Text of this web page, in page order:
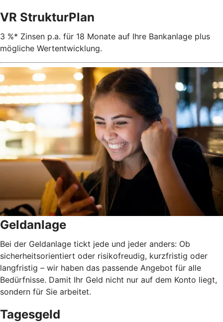
VR StrukturPlan
3 %* Zinsen p.a. für 18 Monate auf Ihre Bankanlage plus
mögliche Wertentwicklung.
Geldanlage
Bei der Geldanlage tickt jede und jeder anders: Ob
sicherheitsorientiert oder risikofreudig, kurzfristig oder
langfristig – wir haben das passende Angebot für alle
Bedürfnisse. Damit Ihr Geld nicht nur auf dem Konto liegt,
sondern für Sie arbeitet.
Tagesgeld